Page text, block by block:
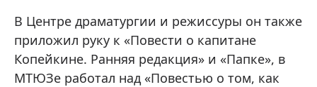
В Центре драматургии и режиссуры он также
приложил руку к «Повести о капитане
Копейкине. Ранняя редакция» и «Папке», в
МТЮЗе работал над «Повестью о том, как